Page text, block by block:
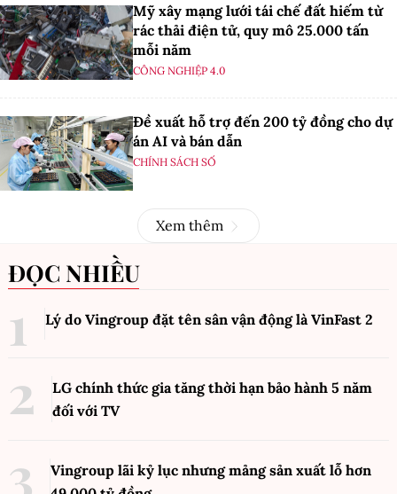
Mỹ xây mạng lưới tái chế đất hiếm từ
rác thải điện tử, quy mô 25.000 tấn
mỗi năm
CÔNG NGHIỆP 4.0
Đề xuất hỗ trợ đến 200 tỷ đồng cho dự
án AI và bán dẫn
CHÍNH SÁCH SỐ
Xem thêm
ĐỌC NHIỀU
Lý do Vingroup đặt tên sân vận động là VinFast 2
LG chính thức gia tăng thời hạn bảo hành 5 năm
đối với TV
Vingroup lãi kỷ lục nhưng mảng sản xuất lỗ hơn